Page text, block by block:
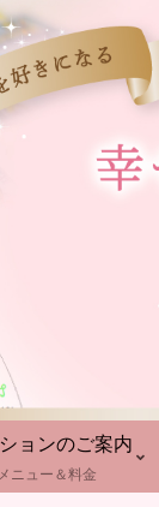
ョンのご案内
メニュー＆料金